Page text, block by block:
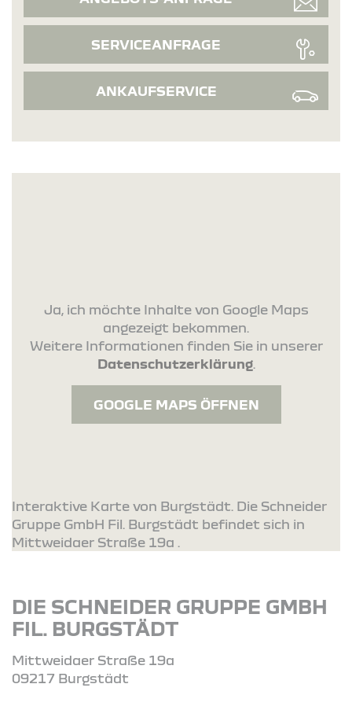
SERVICEANFRAGE
ANKAUFSERVICE
Ja, ich möchte Inhalte von Google Maps
angezeigt bekommen.
Weitere Informationen finden Sie in unserer
Datenschutzerklärung.
GOOGLE MAPS ÖFFNEN
Interaktive Karte von Burgstädt. Die Schneider
Gruppe GmbH Fil. Burgstädt befindet sich in
Mittweidaer Straße 19a .
DIE SCHNEIDER GRUPPE GMBH
FIL. BURGSTÄDT
Mittweidaer Straße 19a
09217 Burgstädt